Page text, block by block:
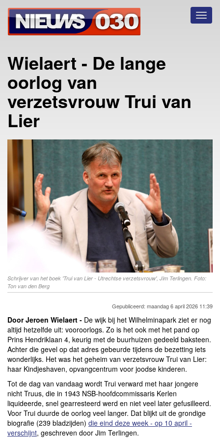
Wielaert - De lange
oorlog van
verzetsvrouw Trui van
Lier
Schrijver van het boek 'Trui van Lier - Utrechtse verzetsvrouw', Jim Terlingen. Foto:
Ton van den Berg
Gepubliceerd: maandag 6 april 2026 11:39
Door Jeroen Wielaert - De wijk bij het Wilhelminapark ziet er nog
altijd hetzelfde uit: vooroorlogs. Zo is het ook met het pand op
Prins Hendriklaan 4, keurig met de buurhuizen gedeeld baksteen.
Achter die gevel op dat adres gebeurde tijdens de bezetting iets
wonderlijks. Het was het geheim van verzetsvrouw Trui van Lier:
haar Kindjeshaven, opvangcentrum voor joodse kinderen.
Tot de dag van vandaag wordt Trui verward met haar jongere
nicht Truus, die in 1943 NSB-hoofdcommissaris Kerlen
liquideerde, snel gearresteerd werd en niet veel later gefusilleerd.
Voor Trui duurde de oorlog veel langer. Dat blijkt uit de grondige
biografie (239 bladzijden) die eind deze week - op 10 april -
verschijnt, geschreven door Jim Terlingen.